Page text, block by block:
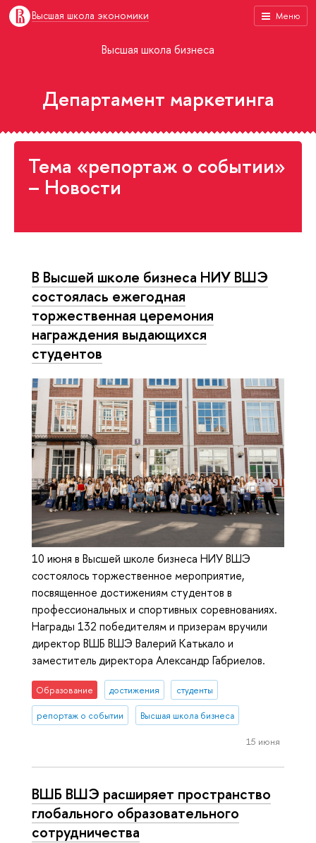
Меню
Высшая школа экономики
Высшая школа бизнеса
Департамент маркетинга
Тема «репортаж о событии»
– Новости
В Высшей школе бизнеса НИУ ВШЭ
состоялась ежегодная
торжественная церемония
награждения выдающихся
студентов
10 июня в Высшей школе бизнеса НИУ ВШЭ
состоялось торжественное мероприятие,
посвященное достижениям студентов в
профессиональных и спортивных соревнованиях.
Награды 132 победителям и призерам вручили
директор ВШБ ВШЭ Валерий Катькало и
заместитель директора Александр Габриелов.
Образование достижения студенты
репортаж о событии Высшая школа бизнеса
15 июня
ВШБ ВШЭ расширяет пространство
глобального образовательного
сотрудничества